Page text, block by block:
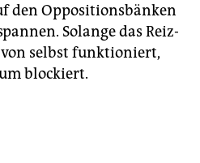
den Oppositionsbänken
Solange das Reiz-
von selbst funktioniert,
blockiert.